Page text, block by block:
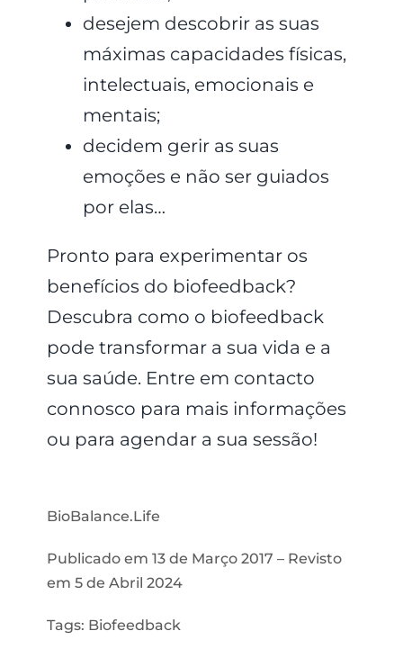
desejem descobrir as suas
máximas capacidades físicas,
intelectuais, emocionais e
mentais;
decidem gerir as suas
emoções e não ser guiados
por elas…
Pronto para experimentar os
benefícios do biofeedback?
Descubra como o biofeedback
pode transformar a sua vida e a
sua saúde. Entre em contacto
connosco para mais informações
ou para agendar a sua sessão!
BioBalance.Life
Publicado em 13 de Março 2017 – Revisto
em 5 de Abril 2024
Tags: Biofeedback